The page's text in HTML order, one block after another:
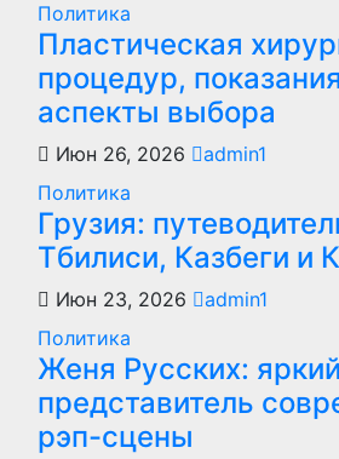
Политика
Пластическая
процедур,
аспекты выбора
Июн 26, 2026
admin1
Политика
Грузия:
Тбилиси, Казбеги и
Июн 23, 2026
admin1
Политика
Женя Русских: яркий
представитель
рэп-сцены